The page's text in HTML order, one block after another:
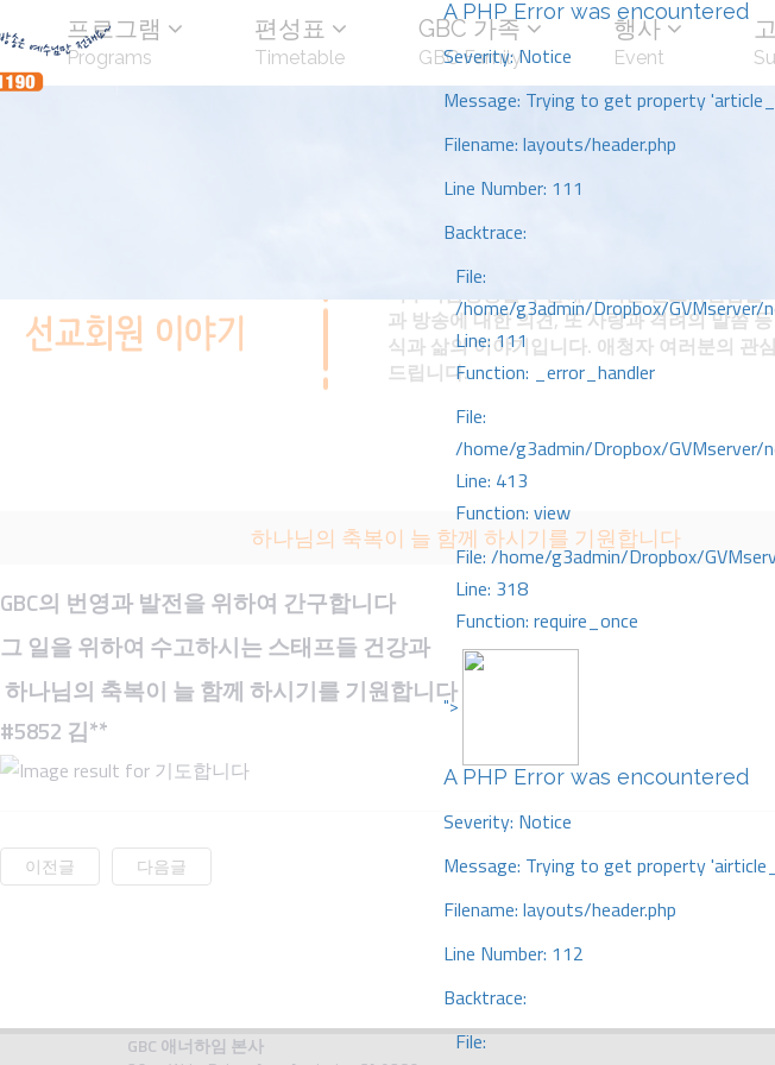
A PHP Error was encountered
Severity: Notice
Message: Trying to get property
Filename: layouts/header.php
Line Number: 111
Backtrace:
File:
/home/g3admin/Dropbox/GVMserver/
Line: 111
Function: _error_handler
File:
/home/g3admin/Dropbox/
Line: 413
Function: view
File: /home/g3admin/Dropbox/
Line: 318
Function: require_once
">
A PHP Error was encountered
Severity: Notice
Message: Trying to get property
Filename: layouts/header.php
Line Number: 112
Backtrace:
File:
프로그램
Programs
편성표
Timetable
GBC 가족
GBC Family
행사
Event
미주복음방송을 후원해 주시는 선교회원님들
과 방송에 대한 의견, 또 사랑과 격려의 말씀
식과 삶의 이야기입니다. 애청자 여러분의 관
드립니다.
하나님의 축복이 늘 함께 하시기를 기원합니다
GBC의 번영과 발전을 위하여 간구합니다
그 일을 위하여 수고하시는 스태프들 건강과
하나님의 축복이 늘 함께 하시기를 기원합니다
#5852 김 **
다음글
이전글
GBC 애너하임 본사